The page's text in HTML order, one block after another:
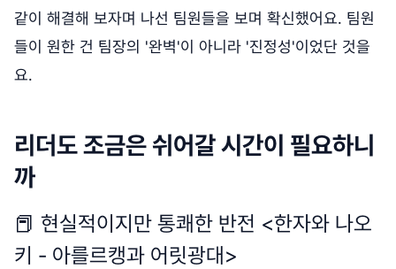
같이 해결해 보자며 나선 팀원들을 보며 확신했어요. 팀원
들이 원한 건 팀장의 '완벽'이 아니라 '진정성'이었단 것을
요.
리더도 조금은 쉬어갈 시간이 필요하니
까
📕 현실적이지만 통쾌한 반전 <한자와 나오
키 - 아를르캥과 어릿광대>